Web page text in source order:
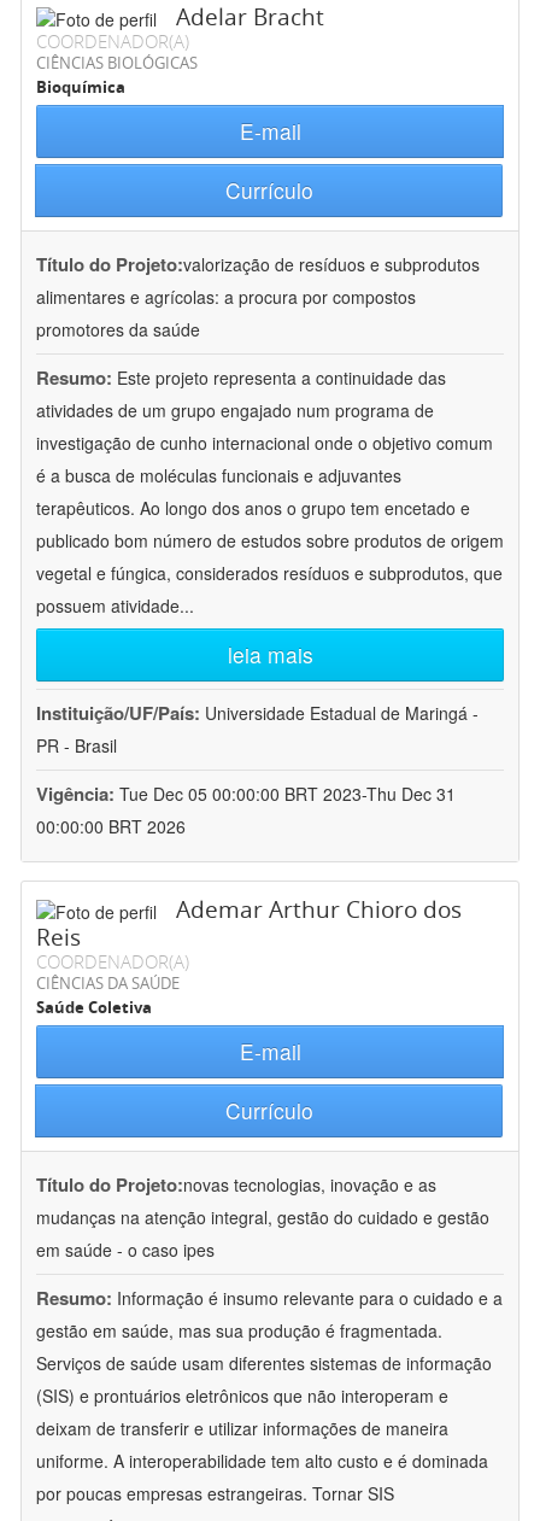
Adelar Bracht
COORDENADOR(A)
CIÊNCIAS BIOLÓGICAS
Bioquímica
E-mail
Currículo
Título do Projeto:valorização de resíduos e subprodutos
alimentares e agrícolas: a procura por compostos
promotores da saúde
Resumo: Este projeto representa a continuidade das
atividades de um grupo engajado num programa de
investigação de cunho internacional onde o objetivo comum
é a busca de moléculas funcionais e adjuvantes
terapêuticos. Ao longo dos anos o grupo tem encetado e
publicado bom número de estudos sobre produtos de origem
vegetal e fúngica, considerados resíduos e subprodutos, que
possuem atividade...
leia mais
Instituição/UF/País: Universidade Estadual de Maringá -
PR - Brasil
Vigência: Tue Dec 05 00:00:00 BRT 2023-Thu Dec 31
00:00:00 BRT 2026
Ademar Arthur Chioro dos
Reis
COORDENADOR(A)
CIÊNCIAS DA SAÚDE
Saúde Coletiva
E-mail
Currículo
Título do Projeto:novas tecnologias, inovação e as
mudanças na atenção integral, gestão do cuidado e gestão
em saúde - o caso ipes
Resumo: Informação é insumo relevante para o cuidado e a
gestão em saúde, mas sua produção é fragmentada.
Serviços de saúde usam diferentes sistemas de informação
(SIS) e prontuários eletrônicos que não interoperam e
deixam de transferir e utilizar informações de maneira
uniforme. A interoperabilidade tem alto custo e é dominada
por poucas empresas estrangeiras. Tornar SIS